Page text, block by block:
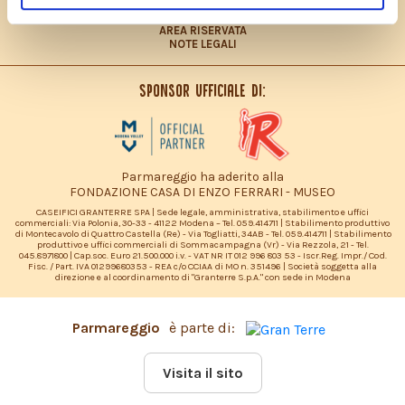
AREA RISERVATA
NOTE LEGALI
Sponsor ufficiale di:
Parmareggio ha aderito alla
FONDAZIONE CASA DI ENZO FERRARI - MUSEO
CASEIFICI GRANTERRE SPA | Sede legale, amministrativa, stabilimento e uffici
commerciali: Via Polonia, 30-33 - 41122 Modena – Tel. 059.414711 | Stabilimento produttivo
di Montecavolo di Quattro Castella (Re) - Via Togliatti, 34AB - Tel. 059.414711 | Stabilimento
produttivo e uffici commerciali di Sommacampagna (Vr) - Via Rezzola, 21 - Tel.
045.8971800 | Cap.soc. Euro 21.500.000 i.v. - VAT NR IT 012 996 803 53 - Iscr.Reg. Impr./ Cod.
Fisc. / Part. IVA 01299680353 - REA c/o CCIAA di MO n. 351496 | Società soggetta alla
direzione e al coordinamento di "Granterre S.p.A." con sede in Modena
Parmareggio è parte di:
Visita il sito